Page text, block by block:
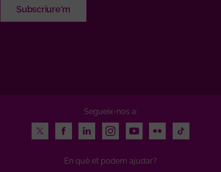
Segueix-nos a:
Twitter
FacebookLinkedInInstagramYoutubeFlickr TikTok
En què et podem ajudar?